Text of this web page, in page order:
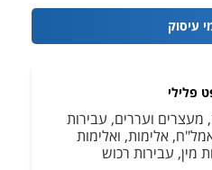
עיסוק
פלילי
מעצרים ועררים, עבירות
אלימות, ואלימות
מין, עבירות רכוש